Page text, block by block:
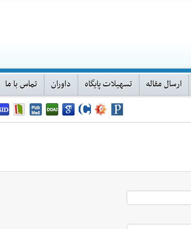
ارسال مقاله تسهیلات پایگاه داوران تماس با ما